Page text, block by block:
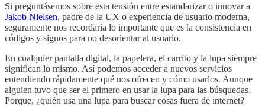
Si preguntásemos sobre esta tensión entre estandarizar o innovar a
Jakob Nielsen, padre de la UX o experiencia de usuario moderna,
seguramente nos recordaría lo importante que es la consistencia en
códigos y signos para no desorientar al usuario.
En cualquier pantalla digital, la papelera, el carrito y la lupa siempre
significan lo mismo. Así podemos acceder a nuevos servicios
entendiendo rápidamente qué nos ofrecen y cómo usarlos. Aunque
alguien tuvo que ser el primero en usar la lupa para las búsquedas.
Porque, ¿quién usa una lupa para buscar cosas fuera de internet?